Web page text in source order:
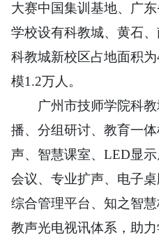
大赛中国集训基地、广东
学校设有科教城、黄石
科教城新校区占地面积
模1.2万人。
广州市技师学院科教
播、分组研讨、教育一
声、智慧课室、LED显示
会议、专业扩声、电子
综合管理平台、知之智
教声光电视讯体系，助力